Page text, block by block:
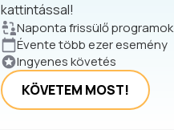
kattintással!
Naponta frissülő programok
Évente több ezer esemény
Ingyenes követés
KÖVETEM MOST!